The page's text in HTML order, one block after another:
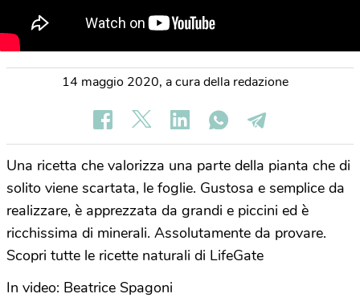
14 maggio 2020, a cura della redazione
Una ricetta che valorizza una parte della pianta che di
solito viene scartata, le foglie. Gustosa e semplice da
realizzare, è apprezzata da grandi e piccini ed è
ricchissima di minerali. Assolutamente da provare.
Scopri tutte le ricette naturali di LifeGate
In video: Beatrice Spagoni